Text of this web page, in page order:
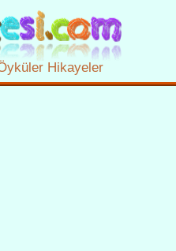
Hikayeler